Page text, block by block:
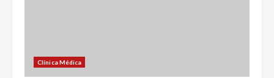
Clínica Médica